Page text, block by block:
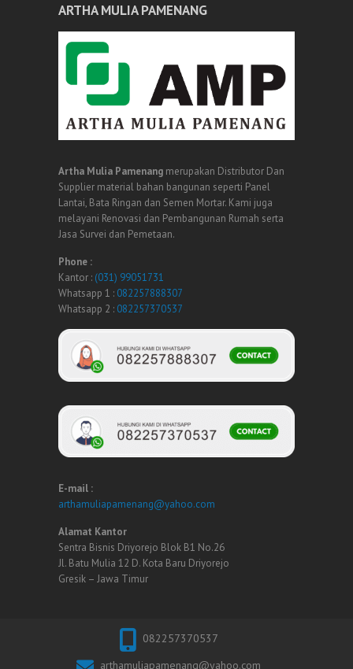
ARTHA MULIA PAMENANG
Artha Mulia Pamenang merupakan Distributor Dan
Supplier material bahan bangunan seperti Panel
Lantai, Bata Ringan dan Semen Mortar. Kami juga
melayani Renovasi dan Pembangunan Rumah serta
Jasa Survei dan Pemetaan.
Phone :
Kantor : (031) 99051731
Whatsapp 1 : 082257888307
Whatsapp 2 : 082257370537
E-mail :
arthamuliapamenang@yahoo.com
Alamat Kantor
Sentra Bisnis Driyorejo Blok B1 No.26
Jl. Batu Mulia 12 D. Kota Baru Driyorejo
Gresik – Jawa Timur
082257370537
arthamuliapamenang@yahoo.com